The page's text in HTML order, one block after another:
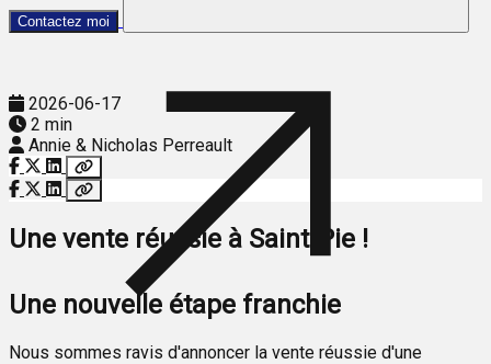
Contactez moi
2026-06-17
2 min
Annie & Nicholas Perreault
Une vente réussie à Saint-Pie !
Une nouvelle étape franchie
Nous sommes ravis d'annoncer la vente réussie d'une